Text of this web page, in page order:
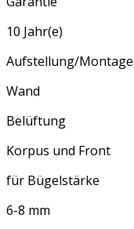
10 Jahr(e)
Aufstellung/Montage
Wand
Belüftung
Korpus und Front
für Bügelstärke
6-8 mm